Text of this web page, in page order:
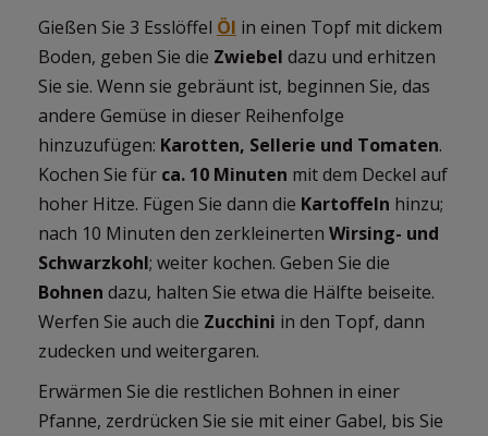
Gießen Sie 3 Esslöffel Öl in einen Topf mit dickem
Boden, geben Sie die Zwiebel dazu und erhitzen
Sie sie. Wenn sie gebräunt ist, beginnen Sie, das
andere Gemüse in dieser Reihenfolge
hinzuzufügen: Karotten, Sellerie und Tomaten.
Kochen Sie für ca. 10 Minuten mit dem Deckel auf
hoher Hitze. Fügen Sie dann die Kartoffeln hinzu;
nach 10 Minuten den zerkleinerten Wirsing- und
Schwarzkohl; weiter kochen. Geben Sie die
Bohnen dazu, halten Sie etwa die Hälfte beiseite.
Werfen Sie auch die Zucchini in den Topf, dann
zudecken und weitergaren.
Erwärmen Sie die restlichen Bohnen in einer
Pfanne, zerdrücken Sie sie mit einer Gabel, bis Sie